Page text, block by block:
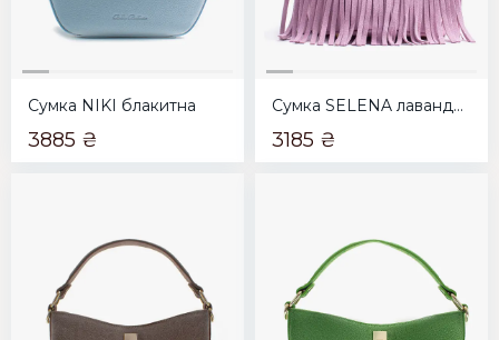
Сумка NIKI блакитна
3885 ₴
Сумка SELENA лавандова
3185 ₴